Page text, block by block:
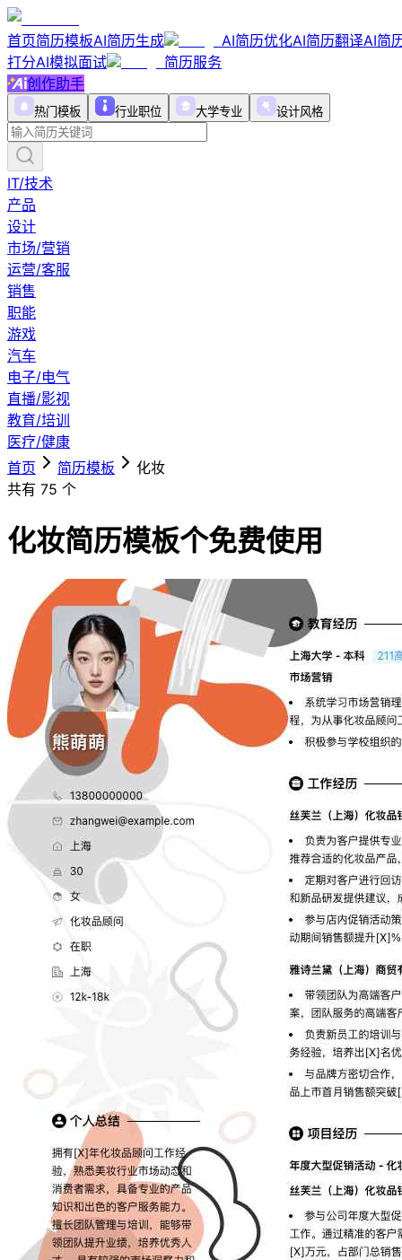
首页简历模板AI简历生成 AI简历优化AI简历翻译AI简
打分AI模拟面试
简历服务
创作助手
热门模板 行业职位 大学专业 设计风格
IT/技术
产品
设计
市场/营销
运营/客服
销售
职能
游戏
汽车
电子/电气
直播/影视
教育/培训
医疗/健康
首页
简历模板
化妆
共有 75 个
化妆简历模板个免费使用